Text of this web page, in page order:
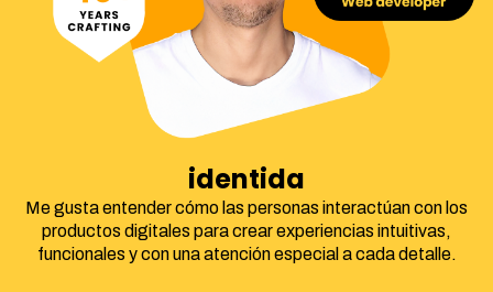
identidad corpora
Me gusta entender cómo las personas interactúan con los
productos digitales para crear experiencias intuitivas,
funcionales y con una atención especial a cada detalle.